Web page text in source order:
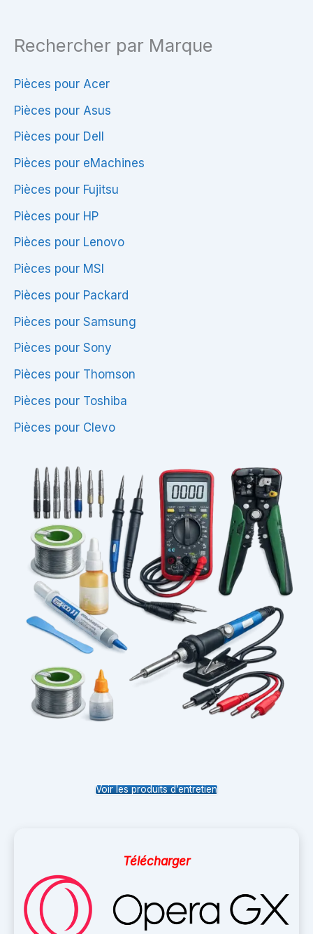
Rechercher par Marque
Pièces pour Acer
Pièces pour Asus
Pièces pour Dell
Pièces pour eMachines
Pièces pour Fujitsu
Pièces pour HP
Pièces pour Lenovo
Pièces pour MSI
Pièces pour Packard
Pièces pour Samsung
Pièces pour Sony
Pièces pour Thomson
Pièces pour Toshiba
Pièces pour Clevo
Voir les produits d’entretien
Télécharger